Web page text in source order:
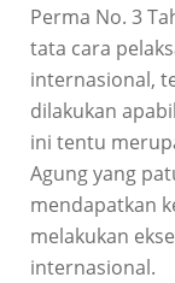
Perma No. 3
tata cara
internasional,
dilakukan
ini tentu
Agung yang
mendapatkan
melakukan
internasional.